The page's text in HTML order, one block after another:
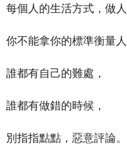
每個人的生活方式，做
你不能拿你的標準衡量人
誰都有自己的難處，
誰都有做錯的時候，
別指指點點，惡意評論。